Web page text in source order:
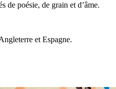
de poésie, de grain et d’âme.
et Espagne.